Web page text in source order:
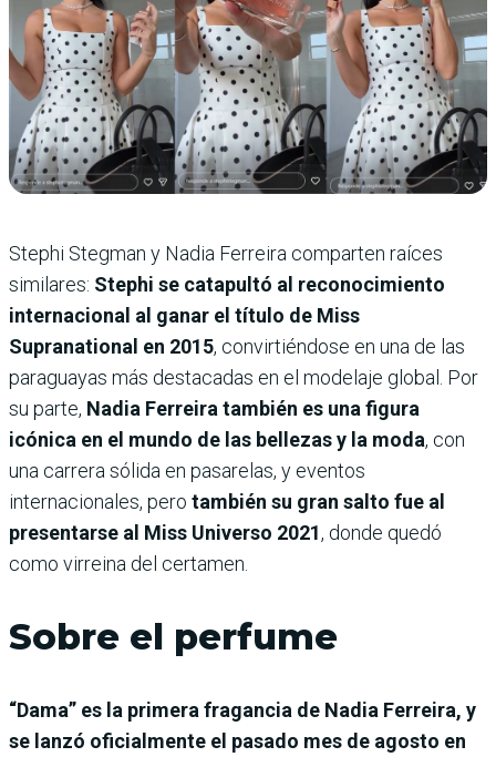
Stephi Stegman y Nadia Ferreira comparten raíces
similares: Stephi se catapultó al reconocimiento
internacional al ganar el título de Miss
Supranational en 2015, convirtiéndose en una de las
paraguayas más destacadas en el modelaje global. Por
su parte, Nadia Ferreira también es una figura
icónica en el mundo de las bellezas y la moda, con
una carrera sólida en pasarelas, y eventos
internacionales, pero también su gran salto fue al
presentarse al Miss Universo 2021, donde quedó
como virreina del certamen.
Sobre el perfume
“Dama” es la primera fragancia de Nadia Ferreira, y
se lanzó oficialmente el pasado mes de agosto en